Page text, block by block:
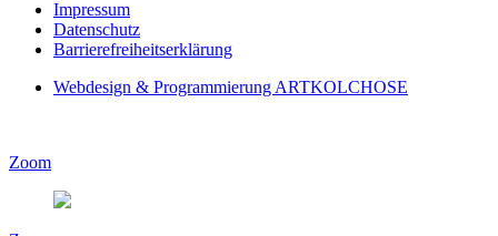
Impressum
Datenschutz
Barrierefreiheitserklärung
Webdesign & Programmierung ARTKOLCHOSE
Zoom